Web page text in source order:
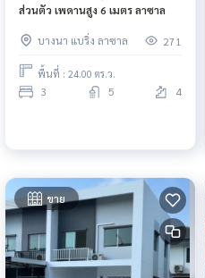
ส่วนตัว เพดานสูง 6 เมตร ลาซาล
บางนา แบริ่ง ลาซาล 271
พื้นที่ : 24.00 ตร.ว.
3 5 4
ขาย